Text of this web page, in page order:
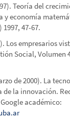
Teoría del
y economía
47-67.
Los empresarios
Social, Volumen
de 2000). La
de la innovación.
académico: